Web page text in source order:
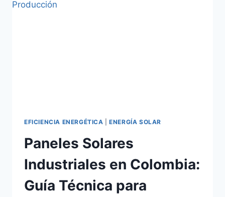
EFICIENCIA ENERGÉTICA |ENERGÍA SOLAR
Paneles Solares
Industriales en Colombia:
Guía Técnica para